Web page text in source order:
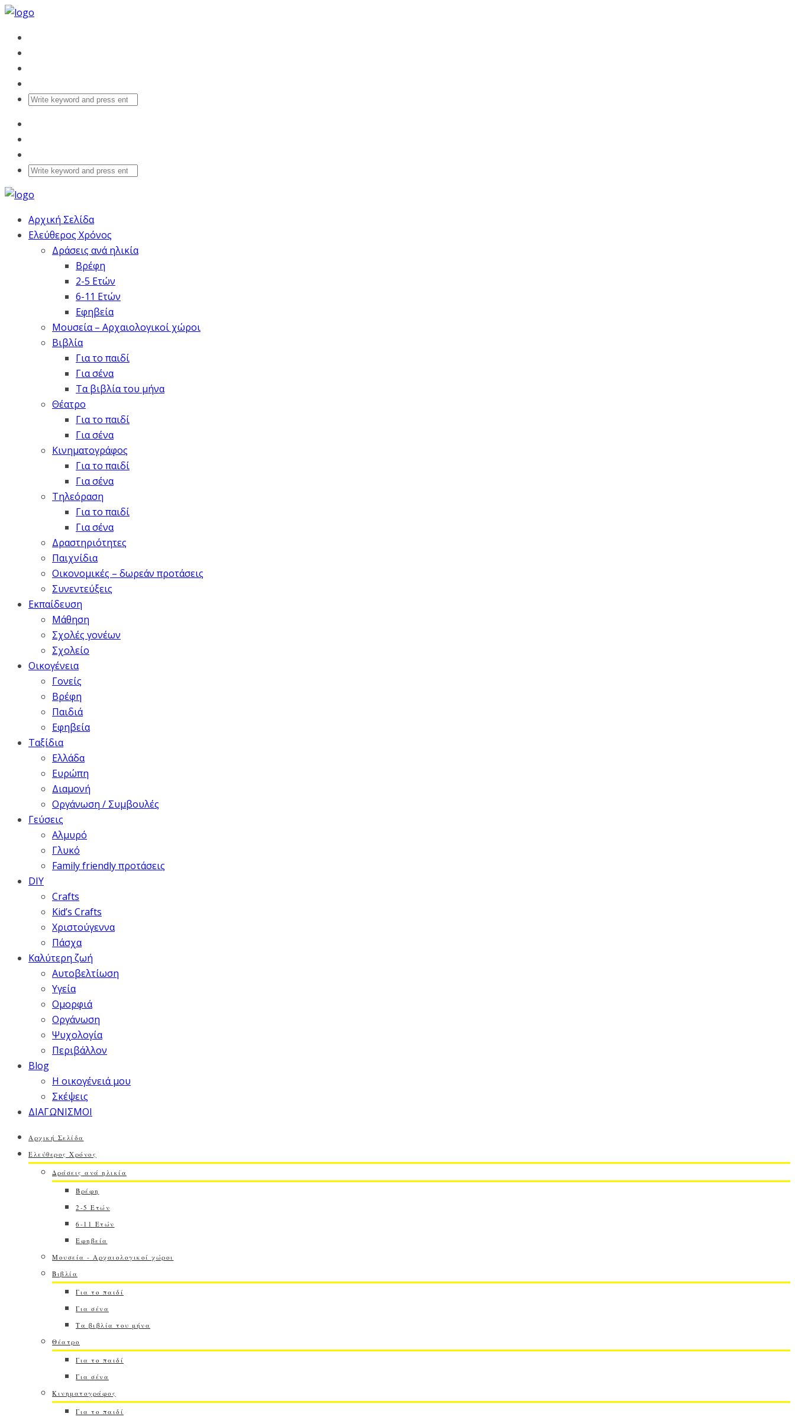
Αρχική Σελίδα
Ελεύθερος Χρόνος
Δράσεις ανά ηλικία
Βρέφη
2-5 Ετών
6-11 Ετών
Εφηβεία
Μουσεία – Αρχαιολογικοί χώροι
Βιβλία
Για το παιδί
Για σένα
Τα βιβλία του μήνα
Θέατρο
Για το παιδί
Για σένα
Κινηματογράφος
Για το παιδί
Για σένα
Τηλεόραση
Για το παιδί
Για σένα
Δραστηριότητες
Παιχνίδια
Οικονομικές – δωρεάν προτάσεις
Συνεντεύξεις
Εκπαίδευση
Μάθηση
Σχολές γονέων
Σχολείο
Οικογένεια
Γονείς
Βρέφη
Παιδιά
Εφηβεία
Ταξίδια
Ελλάδα
Ευρώπη
Διαμονή
Οργάνωση / Συμβουλές
Γεύσεις
Αλμυρό
Γλυκό
Family friendly προτάσεις
DIY
Crafts
Kid’s Crafts
Χριστούγεννα
Πάσχα
Καλύτερη ζωή
Αυτοβελτίωση
Υγεία
Ομορφιά
Οργάνωση
Ψυχολογία
Περιβάλλον
Blog
Η οικογένειά μου
Σκέψεις
ΔΙΑΓΩΝΙΣΜΟΙ
Αρχική Σελίδα
Ελεύθερος Χρόνος
Δράσεις ανά ηλικία
Βρέφη
2-5 Ετών
6-11 Ετών
Εφηβεία
Μουσεία - Αρχαιολογικοί χώροι
Βιβλία
Για το παιδί
Για σένα
Τα βιβλία του μήνα
Θέατρο
Για το παιδί
Για σένα
Κινηματογράφος
Για το παιδί